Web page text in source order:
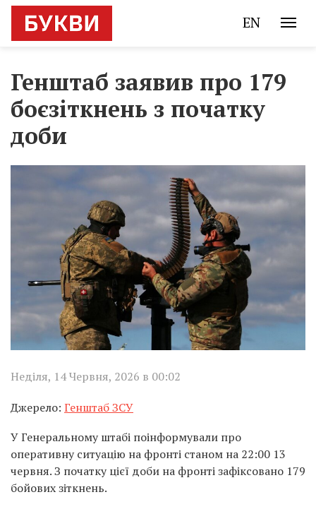
EN
Генштаб заявив про 179
боєзіткнень з початку
доби
Неділя, 14 Червня, 2026 в 00:02
Джерело: Генштаб ЗСУ
У Генеральному штабі поінформували про
оперативну ситуацію на фронті станом на 22:00 13
червня. З початку цієї доби на фронті зафіксовано 179
бойових зіткнень.